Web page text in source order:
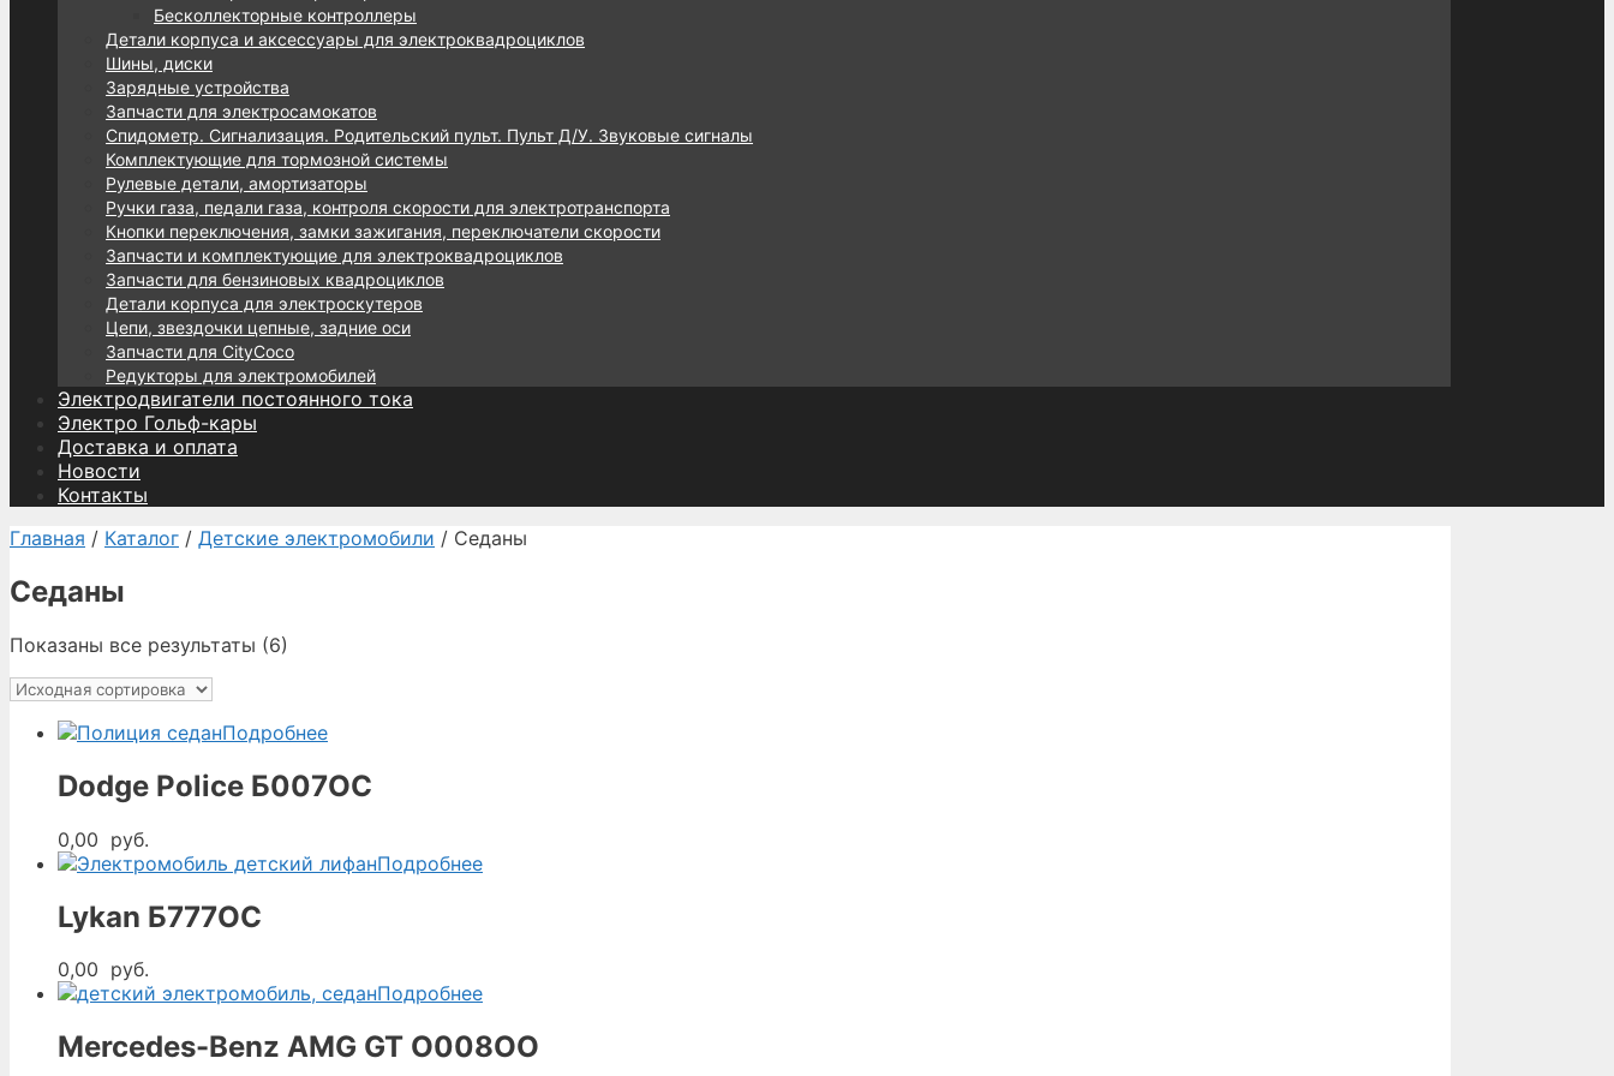
Бесколлекторные контроллеры
Детали корпуса и аксессуары для электроквадроциклов
Шины, диски
Зарядные устройства
Запчасти для электросамокатов
Спидометр. Сигнализация. Родительский пульт. Пульт Д/У. Звуковые сигналы
Комплектующие для тормозной системы
Рулевые детали, амортизаторы
Ручки газа, педали газа, контроля скорости для электротранспорта
Кнопки переключения, замки зажигания, переключатели скорости
Запчасти и комплектующие для электроквадроциклов
Запчасти для бензиновых квадроциклов
Детали корпуса для электроскутеров
Цепи, звездочки цепные, задние оси
Запчасти для CityCoco
Редукторы для электромобилей
Электродвигатели постоянного тока
Электро Гольф-кары
Доставка и оплата
Новости
Контакты
Главная / Каталог / Детские электромобили / Седаны
Седаны
Показаны все результаты (6)
Подробнее
Dodge Police Б007OС
0,00 руб.
Подробнее
Lykan Б777ОC
0,00 руб.
Подробнее
Mercedes-Benz AMG GT O008OO